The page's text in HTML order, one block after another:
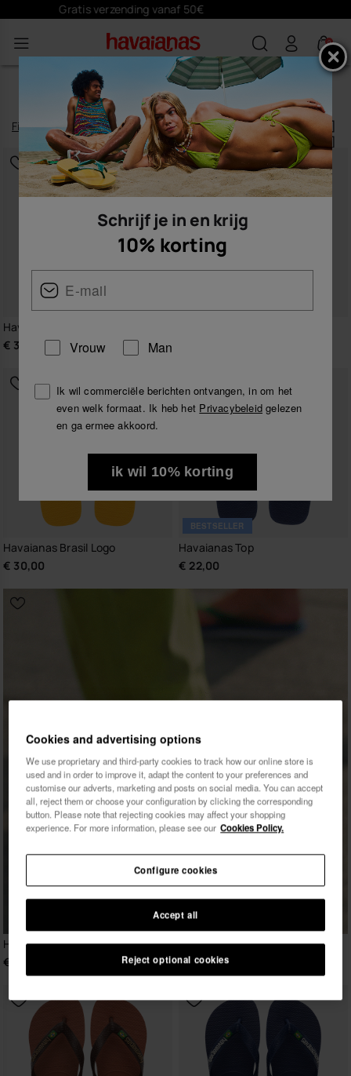
Schrijf jehier in en krijg 10% korting
0
HEREN
240 artikelen|
Filterenensorteren
Havaianas Brasil Logo
€ 30,00
Havaianas Brasil Logo
€ 30,00
BESTSELLER
Havaianas Top
€ 22,00
Havaianas Brasil Logo
€ 30,00
Schrijf je in en krijg
10% korting
Vrouw Man
Ik wil commerciële berichten ontvangen, in om het
even welk formaat. Ik heb het Privacybeleid gelezen
en ga ermee akkoord.
ik wil 10% korting
Cookies and advertising options
We use proprietary and third-party cookies to track how our online store is
used and in order to improve it, adapt the content to your preferences and
customise our adverts, marketing and posts on social media. You can accept
all, reject them or choose your configuration by clicking the corresponding
button. Please note that rejecting cookies may affect your shopping
experience. For more information, please see our Cookies Policy.
Reject optional cookies
Accept all
Configure cookies